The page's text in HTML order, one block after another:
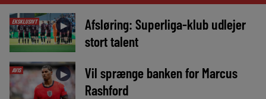
EKSKLUSIVT ►
Afsløring: Superliga-klub udlejer
stort talent
AVIS ►
Vil sprænge banken for Marcus
Rashford